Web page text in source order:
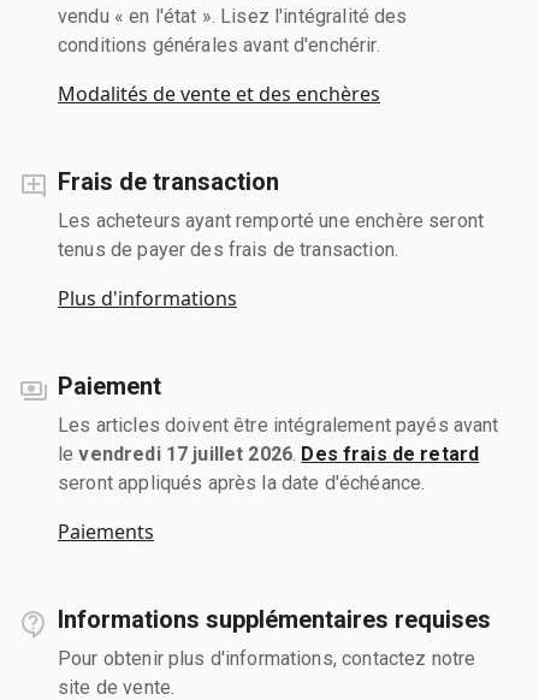
vendu « en l'état ». Lisez l'intégralité des
conditions générales avant d'enchérir.
Modalités de vente et des enchères
Frais de transaction
Les acheteurs ayant remporté une enchère seront
tenus de payer des frais de transaction.
Plus d'informations
Paiement
Les articles doivent être intégralement payés avant
levendredi 17 juillet 2026 Des frais de retard
seront appliqués après la date d'échéance.
Paiements
Informations supplémentaires requises
Pour obtenir plus d'informations, contactez notre
site de vente.